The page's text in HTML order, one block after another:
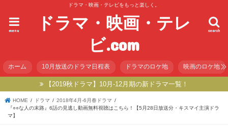
ドラマ・映画・テレビをもっと楽しく。
ドラマ・映画・テレ
ビ.com
search
menu
ホーム 10月放送のドラマ日程表 ドラマのロケ地 映画のロケ地
【2019秋ドラマ】10月-12月期の新ドラマ一覧！
HOME ドラマ
2018年4月-6月春ドラマ
『○○な人の末路』6話の見逃し動画無料視聴はこちら！【5月28日放送分・キスマイ主演ドラ
マ】